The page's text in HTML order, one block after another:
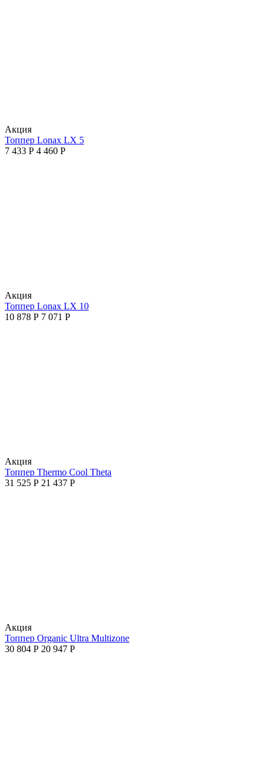
Aкция
Топпер Lonax LX 5
7 433 Р 4 460 Р
Aкция
Топпер Lonax LX 10
10 878 Р 7 071 Р
Aкция
Топпер Thermo Cool Theta
31 525 Р 21 437 Р
Aкция
Топпер Organic Ultra Multizone
30 804 Р 20 947 Р